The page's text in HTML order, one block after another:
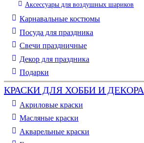
Аксессуары для воздушных шариков
Карнавальные костюмы
Посуда для праздника
Свечи праздничные
Декор для праздника
Подарки
КРАСКИ ДЛЯ ХОББИ И ДЕКОРА
Акриловые краски
Масляные краски
Акварельные краски